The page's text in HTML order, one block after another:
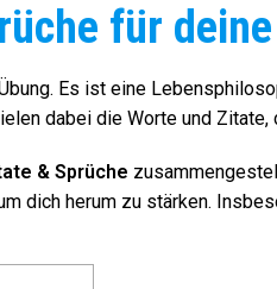
für
Es ist eine
dabei die Worte und
& Sprüche
dich herum zu stärken.